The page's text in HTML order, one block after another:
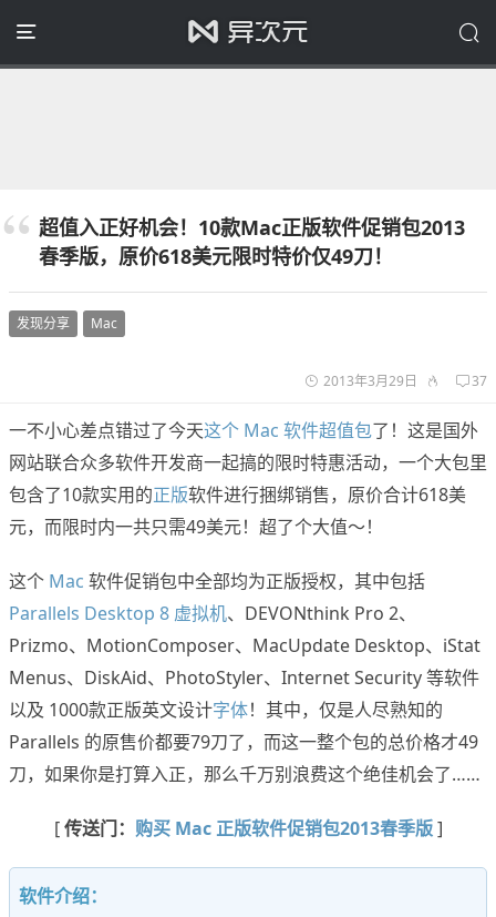
超值入正好机会！10款Mac正版软件促销包2013
春季版，原价618美元限时特价仅49刀！
发现分享 Mac
2013年3月29日 37
一不小心差点错过了今天这个 Mac 软件超值包了！这是国外
网站联合众多软件开发商一起搞的限时特惠活动，一个大包里
包含了10款实用的正版软件进行捆绑销售，原价合计618美
元，而限时内一共只需49美元！超了个大值～！
这个 Mac 软件促销包中全部均为正版授权，其中包括
Parallels Desktop 8 虚拟机、DEVONthink Pro 2、
Prizmo、MotionComposer、MacUpdate Desktop、iStat
Menus、DiskAid、PhotoStyler、Internet Security 等软件
以及 1000款正版英文设计字体！其中，仅是人尽熟知的
Parallels 的原售价都要79刀了，而这一整个包的总价格才49
刀，如果你是打算入正，那么千万别浪费这个绝佳机会了……
[传送门： 购买 Mac 正版软件促销包2013春季版]
软件介绍：